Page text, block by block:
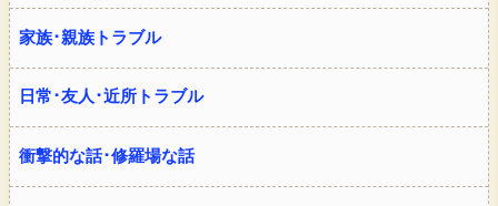
家族･親族トラブル
日常･友人･近所トラブル
衝撃的な話･修羅場な話